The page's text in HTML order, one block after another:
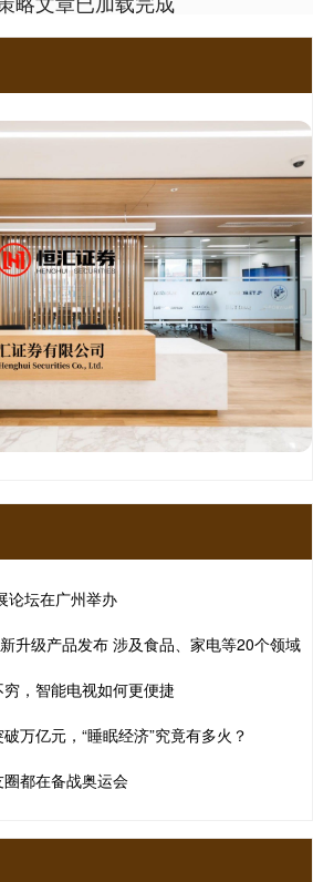
论坛在广州举办
升级产品发布 涉及食品、家电等20个领域
，智能电视如何更便捷
万亿元，“睡眠经济”究竟有多火？
都在备战奥运会